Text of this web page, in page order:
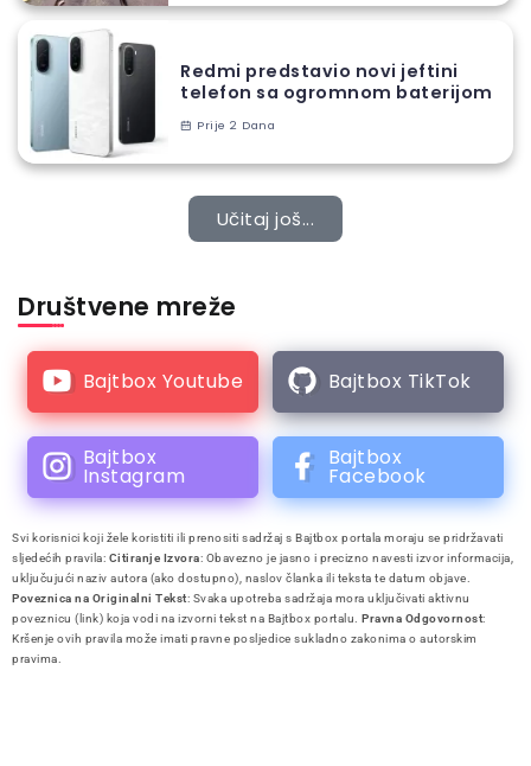
Redmi predstavio novi jeftini
telefon sa ogromnom baterijom
Prije 2 Dana
Učitaj još...
Društvene mreže
Bajtbox Youtube Bajtbox TikTok
Bajtbox
Instagram
Bajtbox
Facebook
Svi korisnici koji žele koristiti ili prenositi sadržaj s Bajtbox portala moraju se pridržavati
sljedećih pravila: Citiranje Izvora: Obavezno je jasno i precizno navesti izvor informacija,
uključujući naziv autora (ako dostupno), naslov članka ili teksta te datum objave.
Poveznica na Originalni Tekst: Svaka upotreba sadržaja mora uključivati aktivnu
poveznicu (link) koja vodi na izvorni tekst na Bajtbox portalu. Pravna Odgovornost:
Kršenje ovih pravila može imati pravne posljedice sukladno zakonima o autorskim
pravima.